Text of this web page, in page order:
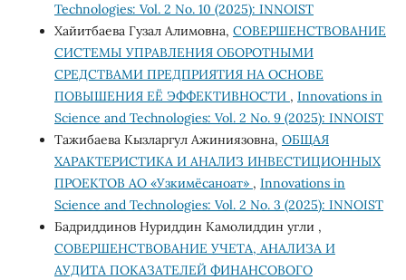
Technologies: Vol. 2 No. 10 (2025): INNOIST
Хайитбаева Гузал Алимовна, СОВЕРШЕНСТВОВАНИЕ
СИСТЕМЫ УПРАВЛЕНИЯ ОБОРОТНЫМИ
СРЕДСТВАМИ ПРЕДПРИЯТИЯ НА ОСНОВЕ
ПОВЫШЕНИЯ ЕЁ ЭФФЕКТИВНОСТИ , Innovations in
Science and Technologies: Vol. 2 No. 9 (2025): INNOIST
Тажибаева Кызларгул Ажиниязовна, ОБЩАЯ
ХАРАКТЕРИСТИКА И АНАЛИЗ ИНВЕСТИЦИОННЫХ
ПРОЕКТОВ АО «Узкимёсаноат» , Innovations in
Science and Technologies: Vol. 2 No. 3 (2025): INNOIST
Бадриддинов Нуриддин Камолиддин угли ,
СОВЕРШЕНСТВОВАНИЕ УЧЕТА, АНАЛИЗА И
АУДИТА ПОКАЗАТЕЛЕЙ ФИНАНСОВОГО